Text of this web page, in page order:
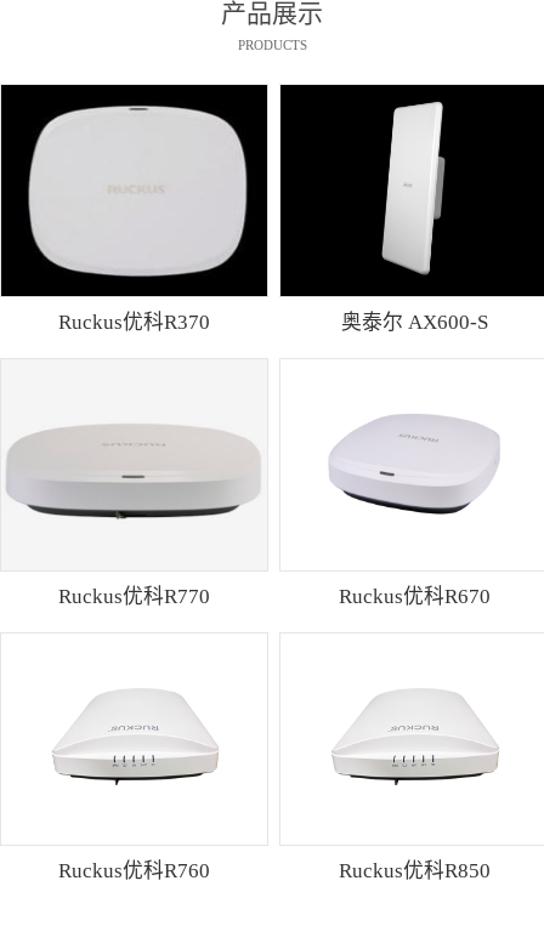
产品展示
PRODUCTS
Ruckus优科R370 奥泰尔 AX600-S
Ruckus优科R770 Ruckus优科R670
Ruckus优科R760 Ruckus优科R850